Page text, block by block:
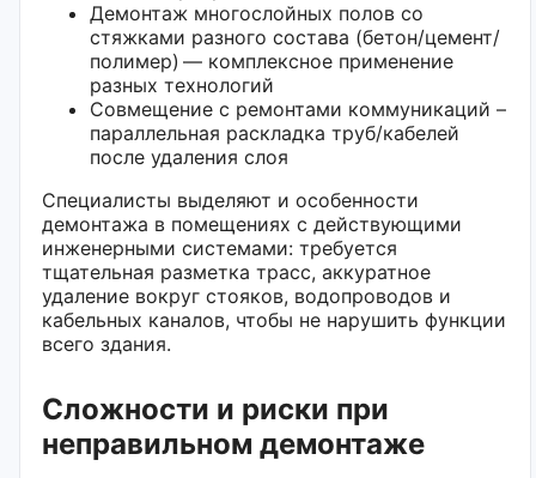
Демонтаж многослойных полов со
стяжками разного состава (бетон/цемент/
полимер) — комплексное применение
разных технологий
Совмещение с ремонтами коммуникаций –
параллельная раскладка труб/кабелей
после удаления слоя
Специалисты выделяют и особенности
демонтажа в помещениях с действующими
инженерными системами: требуется
тщательная разметка трасс, аккуратное
удаление вокруг стояков, водопроводов и
кабельных каналов, чтобы не нарушить функции
всего здания.
Сложности и риски при
неправильном демонтаже